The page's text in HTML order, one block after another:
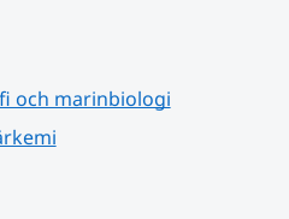
och marinbiologi